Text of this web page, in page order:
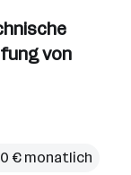
von
€ monatlich